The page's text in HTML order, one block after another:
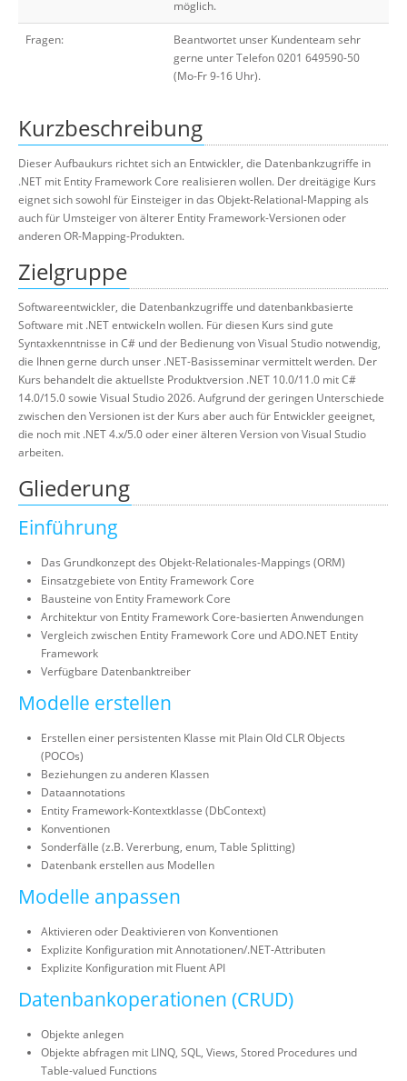
möglich.
Fragen:
Beantwortet unser Kundenteam sehr
gerne unter Telefon 0201 649590-50
(Mo-Fr 9-16 Uhr).
Kurzbeschreibung
Dieser Aufbaukurs richtet sich an Entwickler, die Datenbankzugriffe in
.NET mit Entity Framework Core realisieren wollen. Der dreitägige Kurs
eignet sich sowohl für Einsteiger in das Objekt-Relational-Mapping als
auch für Umsteiger von älterer Entity Framework-Versionen oder
anderen OR-Mapping-Produkten.
Zielgruppe
Softwareentwickler, die Datenbankzugriffe und datenbankbasierte
Software mit .NET entwickeln wollen. Für diesen Kurs sind gute
Syntaxkenntnisse in C# und der Bedienung von Visual Studio notwendig,
die Ihnen gerne durch unser .NET-Basisseminar vermittelt werden. Der
Kurs behandelt die aktuellste Produktversion .NET 10.0/11.0 mit C#
14.0/15.0 sowie Visual Studio 2026. Aufgrund der geringen Unterschiede
zwischen den Versionen ist der Kurs aber auch für Entwickler geeignet,
die noch mit .NET 4.x/5.0 oder einer älteren Version von Visual Studio
arbeiten.
Gliederung
Einführung
Das Grundkonzept des Objekt-Relationales-Mappings (ORM)
Einsatzgebiete von Entity Framework Core
Bausteine von Entity Framework Core
Architektur von Entity Framework Core-basierten Anwendungen
Vergleich zwischen Entity Framework Core und ADO.NET Entity
Framework
Verfügbare Datenbanktreiber
Modelle erstellen
Erstellen einer persistenten Klasse mit Plain Old CLR Objects
(POCOs)
Beziehungen zu anderen Klassen
Dataannotations
Entity Framework-Kontextklasse (DbContext)
Konventionen
Sonderfälle (z.B. Vererbung, enum, Table Splitting)
Datenbank erstellen aus Modellen
Modelle anpassen
Aktivieren oder Deaktivieren von Konventionen
Explizite Konfiguration mit Annotationen/.NET-Attributen
Explizite Konfiguration mit Fluent API
Datenbankoperationen (CRUD)
Objekte anlegen
Objekte abfragen mit LINQ, SQL, Views, Stored Procedures und
Table-valued Functions